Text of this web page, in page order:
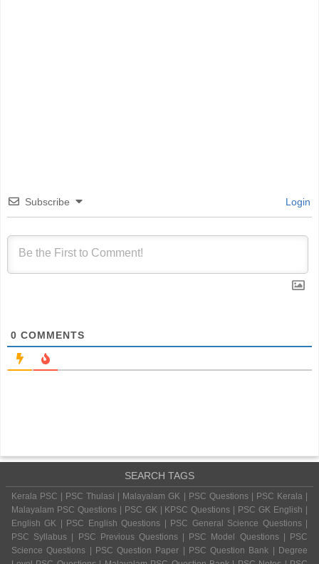
Subscribe Login
0 COMMENTS
SEARCH TAGS
Kerala PSC | PSC Thulasi | Malayalam GK | PSC Questions | PSC Kerala |
Malayalam PSC Questions | PSC GK | KPSC Questions | PSC GK English |
English GK | PSC English Questions | PSC General Science Questions |
PSC Syllabus | PSC Previous Questions | PSC Model Questions | PSC
Science Questions | PSC Question Paper | PSC Question Bank | Degree